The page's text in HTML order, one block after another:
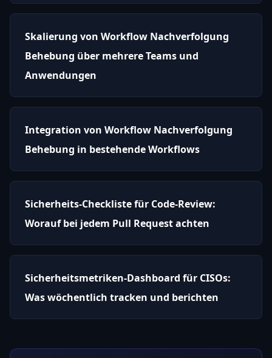
Skalierung von Workflow Nachverfolgung
Behebung über mehrere Teams und
Anwendungen
Integration von Workflow Nachverfolgung
Behebung in bestehende Workflows
Sicherheits-Checkliste für Code-Review:
Worauf bei jedem Pull Request achten
Sicherheitsmetriken-Dashboard für CISOs:
Was wöchentlich tracken und berichten